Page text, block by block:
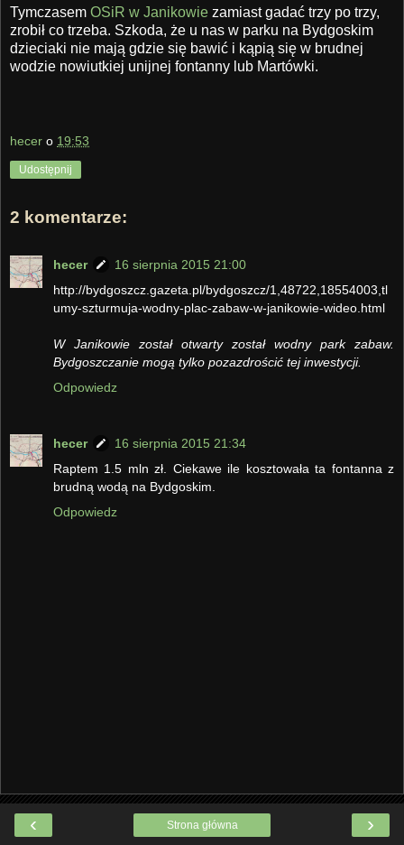
Tymczasem OSiR w Janikowie zamiast gadać trzy po trzy,
zrobił co trzeba. Szkoda, że u nas w parku na Bydgoskim
dzieciaki nie mają gdzie się bawić i kąpią się w brudnej
wodzie nowiutkiej unijnej fontanny lub Martówki.
hecer o 19:53
Udostępnij
2 komentarze:
hecer
16 sierpnia 2015 21:00
http://bydgoszcz.gazeta.pl/bydgoszcz/1,48722,18554003,tl
umy-szturmuja-wodny-plac-zabaw-w-janikowie-wideo.html
W Janikowie został otwarty został wodny park zabaw.
Bydgoszczanie mogą tylko pozazdrościć tej inwestycji.
Odpowiedz
hecer
16 sierpnia 2015 21:34
Raptem 1.5 mln zł. Ciekawe ile kosztowała ta fontanna z
brudną wodą na Bydgoskim.
Odpowiedz
‹ ›
Strona główna